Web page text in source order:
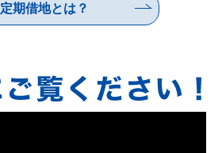
定期借地とは？